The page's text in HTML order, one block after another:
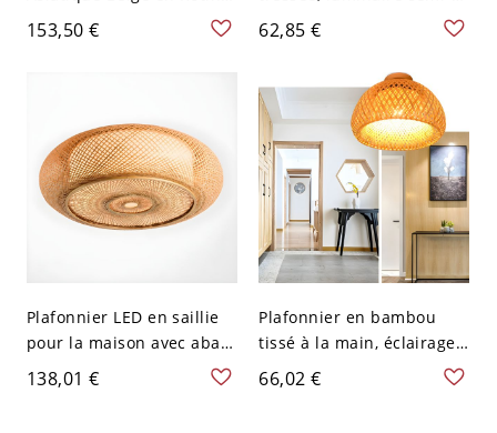
de Bambou Lampe
Encastrée Design de
153,50 €
plafonnier style côtier
avec base en bois massif -
110 V-120 V 22,86 cm
62,85 €
Plafonnier LED en saillie
pour la maison avec abat-
jour en bambou - 110 V-
120 V 35,56 cm
138,01 €
Plafonnier en bambou
tissé à la main, éclairage
cage dôme bohème pour
entrée et chambre - 110
66,02 €